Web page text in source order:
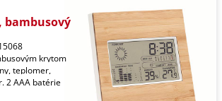
bambusový
krytom
teplomer,
2 AAA batérie